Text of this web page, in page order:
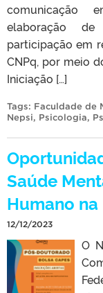
comunicação
elaboração
participação em
CNPq, por meio
Iniciação […]
Tags: Faculdade de
Nepsi, Psicologia,
Saúde
Humano na
12/12/2023
O